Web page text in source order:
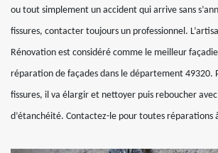
ou tout simplement un accident qui arrive sans
fissures, contacter toujours un professionnel.
Rénovation est considéré comme le meilleur
réparation de façades dans le département 49320.
fissures, il va élargir et nettoyer puis reboucher
d’étanchéité. Contactez-le pour toutes réparations